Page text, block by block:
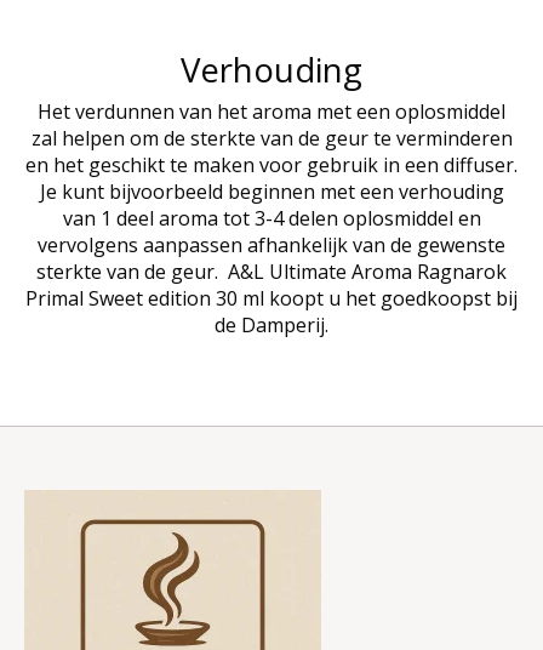
Verhouding
Het verdunnen van het aroma met een oplosmiddel
zal helpen om de sterkte van de geur te verminderen
en het geschikt te maken voor gebruik in een diffuser.
Je kunt bijvoorbeeld beginnen met een verhouding
van 1 deel aroma tot 3-4 delen oplosmiddel en
vervolgens aanpassen afhankelijk van de gewenste
sterkte van de geur. A&L Ultimate Aroma Ragnarok
Primal Sweet edition 30 ml koopt u het goedkoopst bij
de Damperij.